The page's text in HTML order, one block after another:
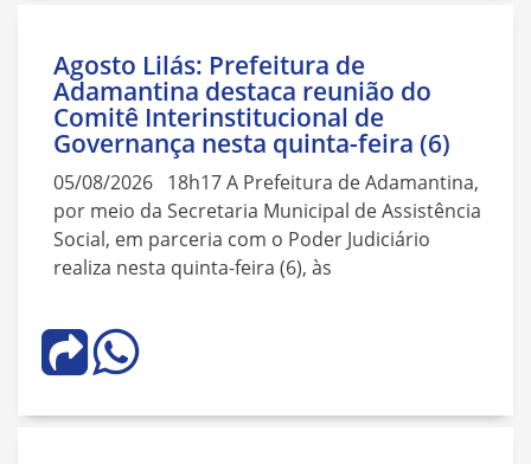
Agosto Lilás: Prefeitura de
Adamantina destaca reunião do
Comitê Interinstitucional de
Governança nesta quinta-feira (6)
05/08/2026 18h17 A Prefeitura de Adamantina,
por meio da Secretaria Municipal de Assistência
Social, em parceria com o Poder Judiciário
realiza nesta quinta-feira (6), às